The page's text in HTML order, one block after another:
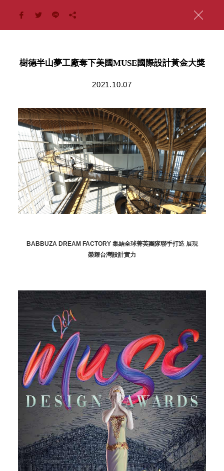
樹德半山夢工廠奪下美國MUSE國際設計黃金大獎
2021.10.07
BABBUZA DREAM FACTORY 集結全球菁英團隊聯手打造 展現
榮耀台灣設計實力